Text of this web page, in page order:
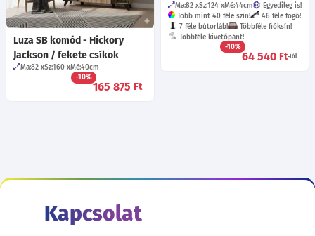
Ma:82 Sz:124 Mé:44cm
Egyedileg is!
Több mint 40 féle szín!
46 féle fogó!
7 féle bútorláb!
Többféle fióksín!
Többféle kivetőpánt!
-10%
64 540 Ft-tól
Luza SB komód - Hickory
Jackson / fekete csíkok
Ma:82 Sz:160 Mé:40cm
-10%
165 875 Ft
Kapcsolat